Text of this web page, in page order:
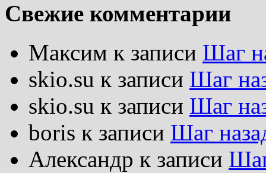
Свежие комментарии
Максим к записи Шаг
skio.su к записи Шаг
skio.su к записи Шаг
boris к записи Шаг
Александр к записи